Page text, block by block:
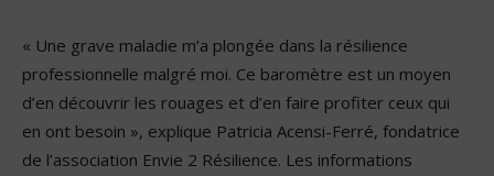
« Une grave maladie m’a plongée dans la résilience
professionnelle malgré moi. Ce baromètre est un moyen
d’en découvrir les rouages et d’en faire profiter ceux qui
en ont besoin », explique Patricia Acensi-Ferré, fondatrice
de l’association Envie 2 Résilience. Les informations